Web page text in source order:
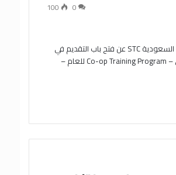
0
100
أعلنت شركة الاتصالات السعودية STC عن فتح باب التقديم في
برامج التدريب التعاوني – Co-op Training Program للعام –